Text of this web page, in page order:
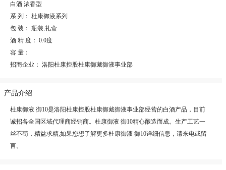
白酒 浓香型
系 列： 杜康御液系列
包 装： 瓶装,礼盒
酒 精 度： 0.0度
容 量：
招商企业： 洛阳杜康控股杜康御藏御液事业部
产品介绍
杜康御液 御10是洛阳杜康控股杜康御藏御液事业部经营的白酒产品，目前
诚招各全国区域代理商经销商。杜康御液 御10精心酿造而成。生产工艺一
丝不苟，精益求精,如果您想了解更多杜康御液 御10详细信息，请来电或留
言。